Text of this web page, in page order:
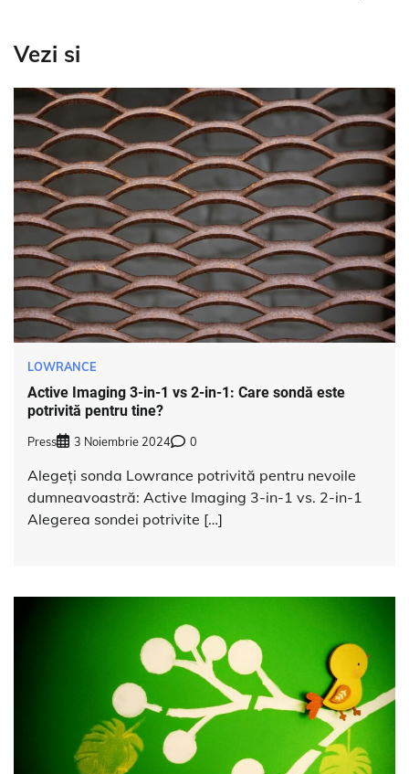
Vezi si
LOWRANCE
Active Imaging 3-in-1 vs 2-in-1: Care sondă este
potrivită pentru tine?
Press 3 Noiembrie 2024 0
Alegeți sonda Lowrance potrivită pentru nevoile
dumneavoastră: Active Imaging 3-in-1 vs. 2-in-1
Alegerea sondei potrivite […]